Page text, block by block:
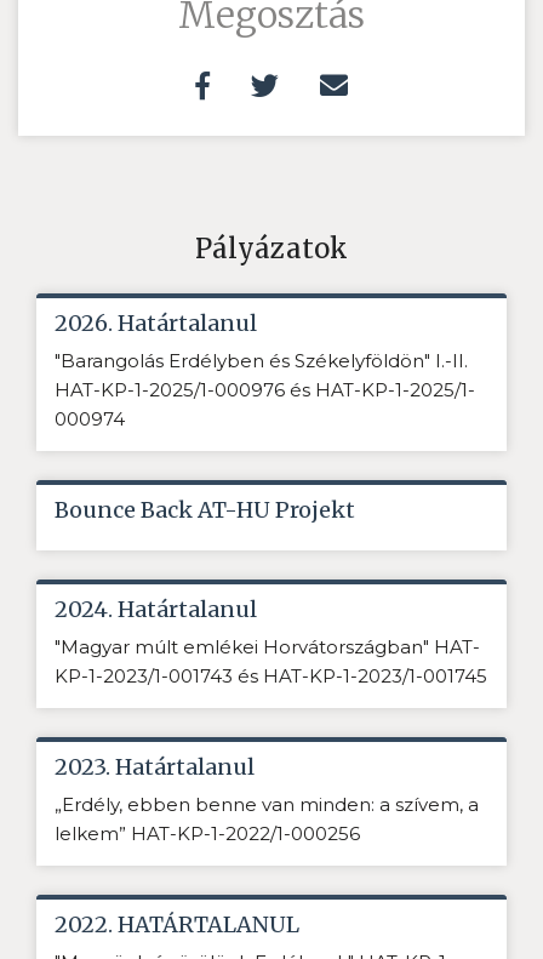
Megosztás
Pályázatok
2026. Határtalanul
"Barangolás Erdélyben és Székelyföldön" I.-II.
HAT-KP-1-2025/1-000976 és HAT-KP-1-2025/1-
000974
Bounce Back AT-HU Projekt
2024. Határtalanul
"Magyar múlt emlékei Horvátországban" HAT-
KP-1-2023/1-001743 és HAT-KP-1-2023/1-001745
2023. Határtalanul
„Erdély, ebben benne van minden: a szívem, a
lelkem” HAT-KP-1-2022/1-000256
2022. HATÁRTALANUL